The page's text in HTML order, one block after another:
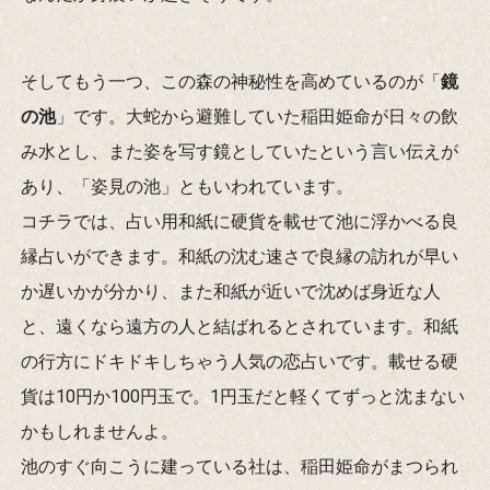
そしてもう一つ、この森の神秘性を高めているのが「 鏡
の池」です。大蛇から避難していた稲田姫命が日々の飲
み水とし、また姿を写す鏡としていたという言い伝えが
あり、「姿見の池」ともいわれています。
コチラでは、占い用和紙に硬貨を載せて池に浮かべる良
縁占いができます。和紙の沈む速さで良縁の訪れが早い
か遅いかが分かり、また和紙が近いで沈めば身近な人
と、遠くなら遠方の人と結ばれるとされています。和紙
の行方にドキドキしちゃう人気の恋占いです。載せる硬
貨は10円か100円玉で。1円玉だと軽くてずっと沈まない
かもしれませんよ。
池のすぐ向こうに建っている社は、稲田姫命がまつられ